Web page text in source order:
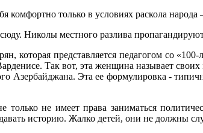
комфортно только в условиях раскола
Николы местного разлива
которая представляется педагогом со
Так вот, эта женщина называет
Азербайджана. Эта ее формулировка -
не имеет права заниматься
историю. Жалко детей, они не должны